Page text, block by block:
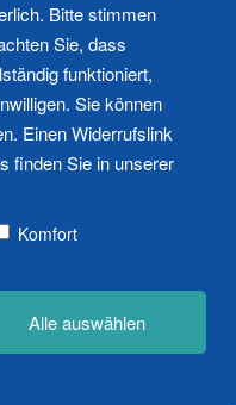
Mehr
erfahren
Weitere
für Sie
Bitte stimmen
Sie, dass
funktioniert,
Sie können
Einen Widerrufslink
finden Sie in unserer
Komfort
Alle auswählen